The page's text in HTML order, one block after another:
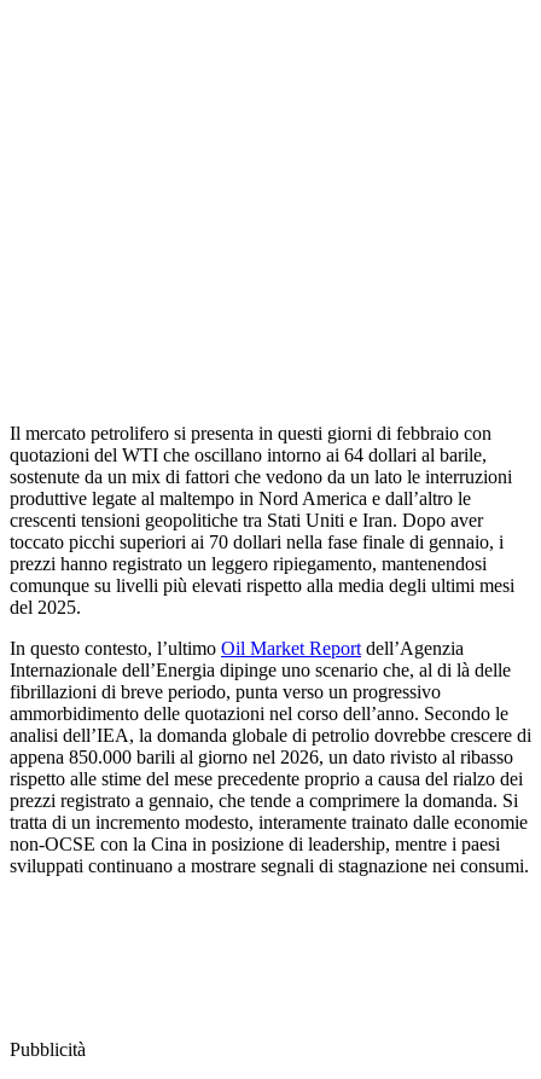
Il mercato petrolifero si presenta in questi giorni di febbraio con
quotazioni del WTI che oscillano intorno ai 64 dollari al barile,
sostenute da un mix di fattori che vedono da un lato le interruzioni
produttive legate al maltempo in Nord America e dall’altro le
crescenti tensioni geopolitiche tra Stati Uniti e Iran. Dopo aver
toccato picchi superiori ai 70 dollari nella fase finale di gennaio, i
prezzi hanno registrato un leggero ripiegamento, mantenendosi
comunque su livelli più elevati rispetto alla media degli ultimi mesi
del 2025.
In questo contesto, l’ultimo Oil Market Report dell’Agenzia
Internazionale dell’Energia dipinge uno scenario che, al di là delle
fibrillazioni di breve periodo, punta verso un progressivo
ammorbidimento delle quotazioni nel corso dell’anno. Secondo le
analisi dell’IEA, la domanda globale di petrolio dovrebbe crescere di
appena 850.000 barili al giorno nel 2026, un dato rivisto al ribasso
rispetto alle stime del mese precedente proprio a causa del rialzo dei
prezzi registrato a gennaio, che tende a comprimere la domanda. Si
tratta di un incremento modesto, interamente trainato dalle economie
non-OCSE con la Cina in posizione di leadership, mentre i paesi
sviluppati continuano a mostrare segnali di stagnazione nei consumi.
Pubblicità